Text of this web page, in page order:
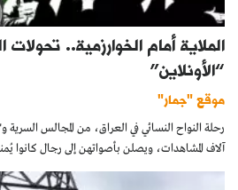
الملاية أمام الخوارزمية.. تحولات
“الأونلاين”
موقع "جمار"
رحلة النواح النسائي في العراق، من المجالس
آلاف المشاهدات، ويصلن بأصواتهن إلى رجال